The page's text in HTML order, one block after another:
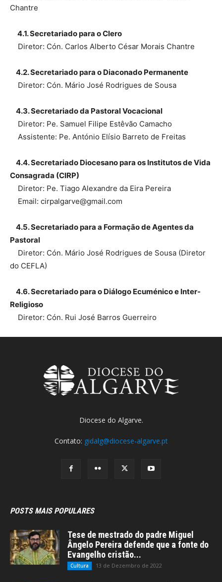
Chantre
4.1. Secretariado para o Clero
Diretor: Cón. Carlos Alberto César Morais Chantre
4.2. Secretariado para o Diaconado Permanente
Diretor: Cón. Mário José Rodrigues de Sousa
4.3. Secretariado da Pastoral Vocacional
Diretor: Pe. Samuel Filipe Estêvão Camacho
Assistente: Pe. António Elísio Barreto de Freitas
4.4. Secretariado Diocesano para os Institutos de Vida
Consagrada (CIRP)
Diretor: Pe. Tiago Alexandre da Eira Pereira
Email: cirpalgarve@gmail.com
4.5. Secretariado para a Formação de Agentes da
Pastoral
Diretor: Cón. Mário José Rodrigues de Sousa (Diretor
do CEFLA)
4.6. Secretariado para o Diálogo Ecuménico e Inter-
Religioso
Diretor: Cón. Rui José Barros Guerreiro
Diocese do Algarve.
Contato: gidalg@diocese-algarve.pt
POSTS MAIS POPULARES
Tese de mestrado do padre Miguel
Ângelo Pereira defende que a fonte do
Evangelho cristão...
Cultura 13 de Dezembro de 2022